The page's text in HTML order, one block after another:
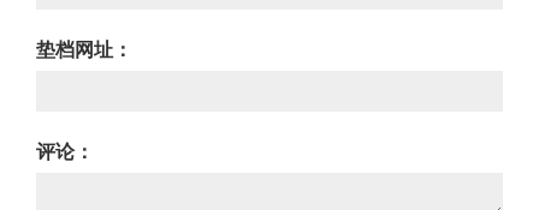
垫档网址：
评论：